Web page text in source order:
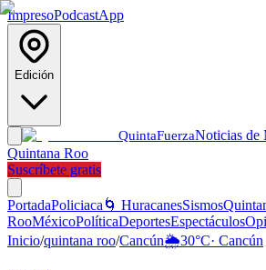
ImpresoPodcastApp
Edición
QuintaFuerzaNoticias de
Quintana Roo
Suscríbete gratis
PortadaPoliciaca 🌀 HuracanesSismos
RooMéxicoPolíticaDeportesEspectáculos
Inicio/quintana roo/Cancún🌦️30°C· Cancún